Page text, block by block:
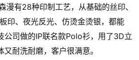
漫有28种印制工艺，从基础的丝印、
印、夜光反光、仿烫金烫银，都能
公司做的IP联名款Polo衫，用了3D立
又耐洗耐磨，客户很满意。